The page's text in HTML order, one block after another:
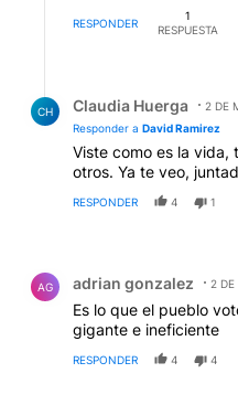
RESPONDER
1
RESPUESTA
CH Claudia Huerga
2 DE
Responder a David Ramirez
Viste como es la vida,
otros. Ya te veo,
RESPONDER 4 1
AG adrian gonzalez 2
Es lo que el pueblo
gigante e ineficiente
RESPONDER 4 4